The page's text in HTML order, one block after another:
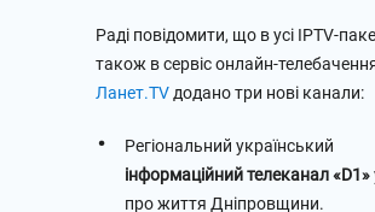
Раді повідомити, що в усі IPTV-
також в сервіс онлайн-
Ланет.TV додано три нові канали:
Регіональний український
інформаційний телеканал «D1»
про життя Дніпровщини.